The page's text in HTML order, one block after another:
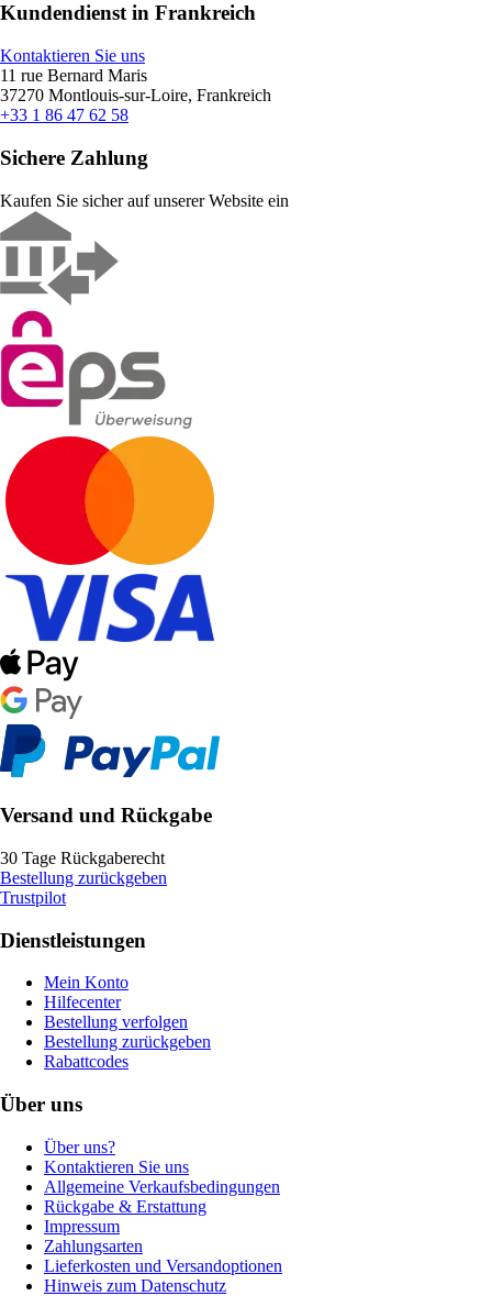
Kundendienst in Frankreich
Kontaktieren Sie uns
11 rue Bernard Maris
37270 Montlouis-sur-Loire, Frankreich
+33 1 86 47 62 58
Sichere Zahlung
Kaufen Sie sicher auf unserer Website ein
Versand und Rückgabe
30 Tage Rückgaberecht
Bestellung zurückgeben
Trustpilot
Dienstleistungen
Mein Konto
Hilfecenter
Bestellung verfolgen
Bestellung zurückgeben
Rabattcodes
Über uns
Über uns?
Kontaktieren Sie uns
Allgemeine Verkaufsbedingungen
Rückgabe & Erstattung
Impressum
Zahlungsarten
Lieferkosten und Versandoptionen
Hinweis zum Datenschutz